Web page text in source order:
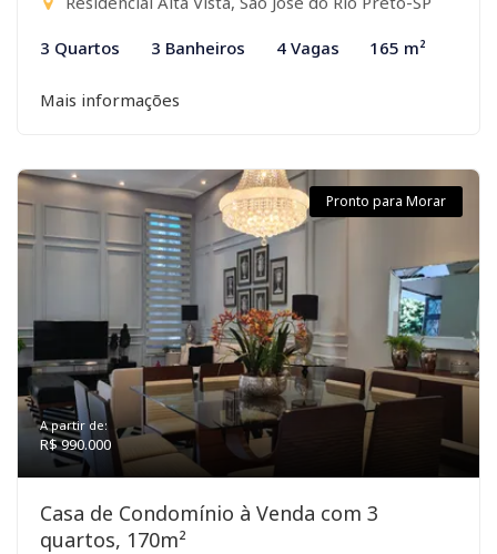
3 Quartos 3 Banheiros 4 Vagas 165 m²
Mais informações
Pronto para Morar
A partir de:
R$ 990.000
Casa de Condomínio à Venda com 3
quartos, 170m²